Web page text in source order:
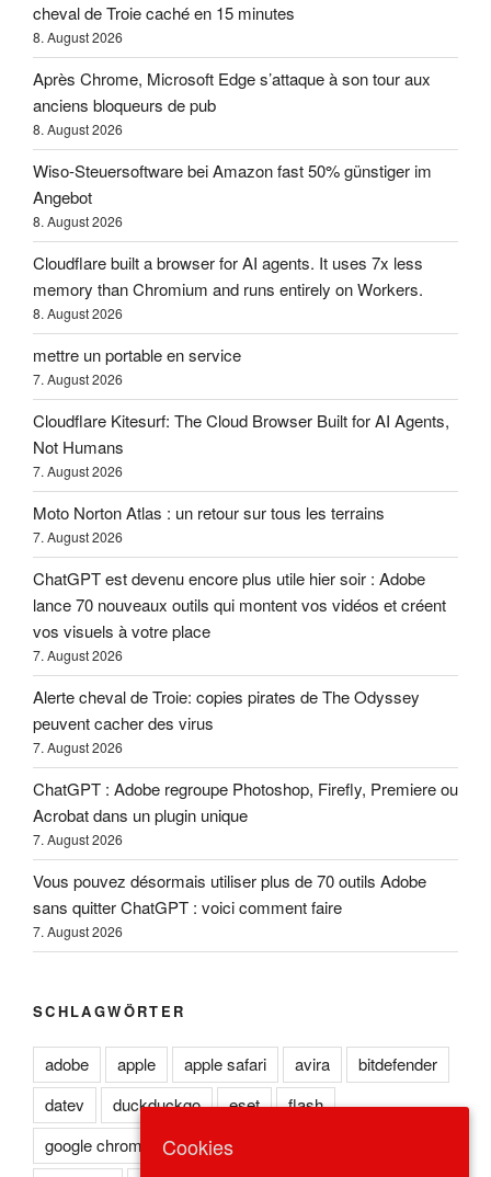
cheval de Troie caché en 15 minutes
8. August 2026
Après Chrome, Microsoft Edge s’attaque à son tour aux
anciens bloqueurs de pub
8. August 2026
Wiso-Steuersoftware bei Amazon fast 50% günstiger im
Angebot
8. August 2026
Cloudflare built a browser for AI agents. It uses 7x less
memory than Chromium and runs entirely on Workers.
8. August 2026
mettre un portable en service
7. August 2026
Cloudflare Kitesurf: The Cloud Browser Built for AI Agents,
Not Humans
7. August 2026
Moto Norton Atlas : un retour sur tous les terrains
7. August 2026
ChatGPT est devenu encore plus utile hier soir : Adobe
lance 70 nouveaux outils qui montent vos vidéos et créent
vos visuels à votre place
7. August 2026
Alerte cheval de Troie: copies pirates de The Odyssey
peuvent cacher des virus
7. August 2026
ChatGPT : Adobe regroupe Photoshop, Firefly, Premiere ou
Acrobat dans un plugin unique
7. August 2026
Vous pouvez désormais utiliser plus de 70 outils Adobe
sans quitter ChatGPT : voici comment faire
7. August 2026
SCHLAGWÖRTER
adobe apple apple safari avira
bitdefender
datev
duckduckgo eset
flash
google chrome
kaspersky
Cookies